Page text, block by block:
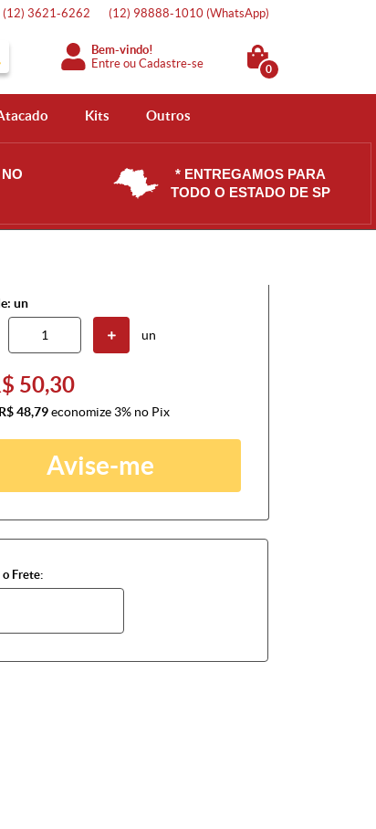
(12) 3621-6262 (12) 98888-1010 (WhatsApp)
Bem-vindo!
Entre ouCadastre-se 0
Kits Outros
* ENTREGAMOS PARA
TODO O ESTADO DE SP
un
un
50,30
R$ 48,79economize 3% no Pix
Avise-me
Frete: